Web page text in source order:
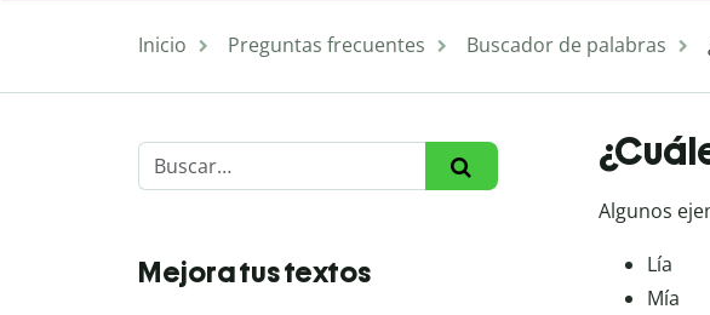
Inicio Preguntas frecuentes Buscador de palabras
Mejora tus textos
Algunos
Lía
Mía